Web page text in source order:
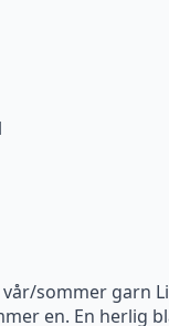
vår/sommer garn
en. En herlig